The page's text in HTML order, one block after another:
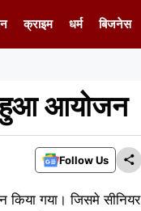
क्राइम धर्म बिजनेस
हुआ आयोजन
Follow Us
किया गया। जिसमे सीनियर